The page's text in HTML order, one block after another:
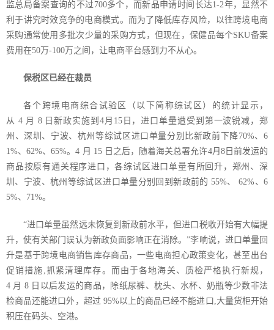
监总局备案查询的不过 700多个，而新品申请时间长达1-2年，显然不
利于讲究时效竞争的电商模式。而为了降低库存风险，以往跨境电商
采购通常使用多批次少量的采购方式，但现在，保健品每个SKU备案
费用在50万-100万之间，让电商平台感到力不从心。
保税区已经在裁员
各个跨境电商综合试验区（以下简称综试区）的统计显示，
从 4 月 8 日新政实施到 4月 15日，进口单量遭受到第一波锐减，郑
州、深圳、宁波、杭州等综试区进口单量分别比新政前下降70%、6
1%、62%、65%。4 月 15 日之后，随着海关总署允许4月 8日前发运的
商品按原有通关程序进口，各综试区进口单量有所回升，郑州、深
圳、宁波、杭州等综试区进口单量分别回到新政前的55%、62%、6
5%、 71%。
“进口单量虽然远未恢复到新政前水平，但进口税收开始有大幅提
升，使有关部门误认为新政负面影响正在消除。”李响说，进口单量回
升是基于跨境电商销售库存商品，一些电商担心政策变化，甚至出台
促销措施 ,抓紧清理库存。而由于各地海关、质检严格执行新规，
4 月8 日以后发运的商品，除纸尿裤、枕头、水杯、奶瓶等少数非法
检商品还能进口外，超过 95%以上的商品已经不能进口 ,大量货柜开始
积压在码头、空港。